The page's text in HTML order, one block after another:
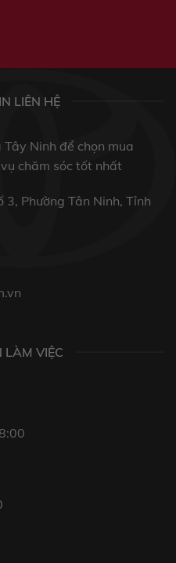
LIÊN HỆ
Ninh để chọn mua
chăm sóc tốt nhất
3, Phường Tân Ninh, Tỉnh
LÀM VIỆC